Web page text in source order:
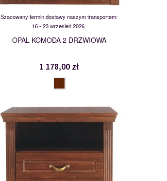
Szacowany termin dostawy naszym transportem:
16 - 23 wrzesień 2026
OPAL KOMODA 2 DRZWIOWA
1 178,00 zł
KSZ3
103272